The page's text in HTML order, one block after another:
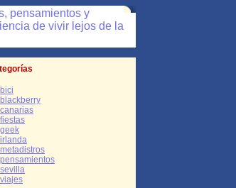
pensamientos y
de vivir lejos de la
bici
blackberry
canarias
fiestas
geek
irlanda
metadistros
pensamientos
sevilla
viajes